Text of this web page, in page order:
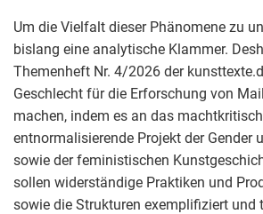
Um die Vielfalt dieser Phänomene zu
bislang eine analytische Klammer.
Themenheft Nr. 4/2026 der
Geschlecht für die Erforschung von
machen, indem es an das
entnormalisierende Projekt der Gender
sowie der feministischen
sollen widerständige Praktiken und
sowie die Strukturen exemplifiziert und